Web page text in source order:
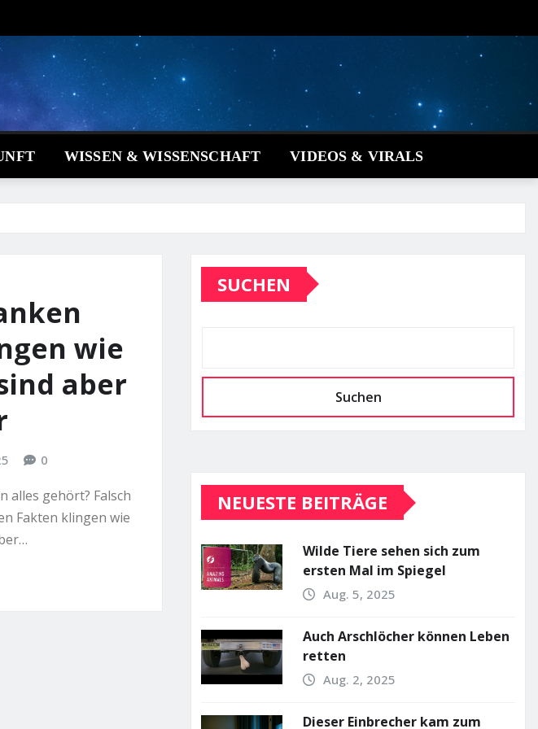
WISSEN & WISSENSCHAFT VIDEOS & VIRALS
wie
aber
0
alles gehört? Falsch
Fakten klingen wie
SUCHEN
Suchen
NEUESTE BEITRÄGE
Wilde Tiere sehen sich zum
ersten Mal im Spiegel
Aug. 5, 2025
Auch Arschlöcher können Leben
retten
Aug. 2, 2025
Dieser Einbrecher kam zum